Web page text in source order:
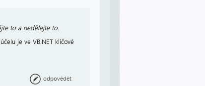
to a nedělejte to.
je ve VB.NET klíčové
odpovědět